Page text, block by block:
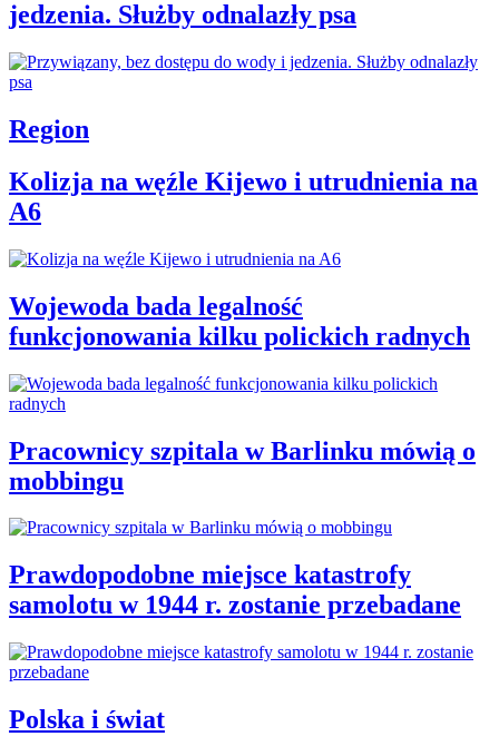
jedzenia. Służby odnalazły psa
Region
Kolizja na węźle Kijewo i utrudnienia na
A6
Wojewoda bada legalność
funkcjonowania kilku polickich radnych
Pracownicy szpitala w Barlinku mówią o
mobbingu
Prawdopodobne miejsce katastrofy
samolotu w 1944 r. zostanie przebadane
Polska i świat